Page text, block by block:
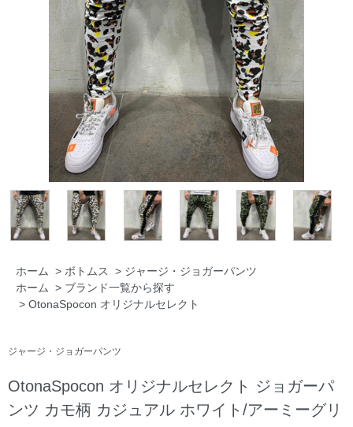
ホーム > ボトムス > ジャージ・ジョガーパンツ
ホーム
> ブランド一覧から探す
> OtonaSpocon オリジナルセレクト
ジャージ・ジョガーパンツ
OtonaSpocon オリジナルセレクト ジョガーパ
ンツ カモ柄 カジュアル ホワイト/アーミーグリ